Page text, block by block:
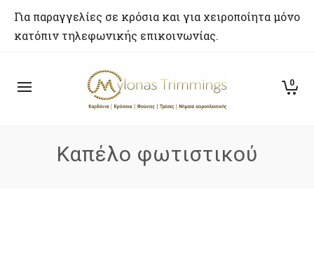
Για παραγγελίες σε κρόσια και για χειροποίητα μόνο
κατόπιν τηλεφωνικής επικοινωνίας.
0
Καπέλο φωτιστικού